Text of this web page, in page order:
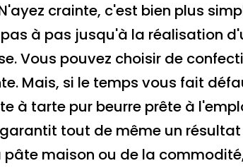
crainte, c'est bien plus
à pas jusqu'à la réalisation
Vous pouvez choisir de
Mais, si le temps vous fait
à tarte pur beurre prête à
tout de même un résultat
pâte maison ou de la